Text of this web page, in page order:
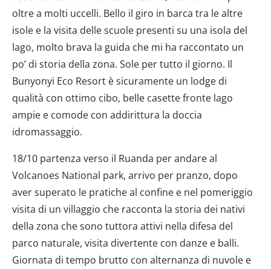
oltre a molti uccelli. Bello il giro in barca tra le altre
isole e la visita delle scuole presenti su una isola del
lago, molto brava la guida che mi ha raccontato un
po’ di storia della zona. Sole per tutto il giorno. Il
Bunyonyi Eco Resort è sicuramente un lodge di
qualità con ottimo cibo, belle casette fronte lago
ampie e comode con addirittura la doccia
idromassaggio.
18/10 partenza verso il Ruanda per andare al
Volcanoes National park, arrivo per pranzo, dopo
aver superato le pratiche al confine e nel pomeriggio
visita di un villaggio che racconta la storia dei nativi
della zona che sono tuttora attivi nella difesa del
parco naturale, visita divertente con danze e balli.
Giornata di tempo brutto con alternanza di nuvole e